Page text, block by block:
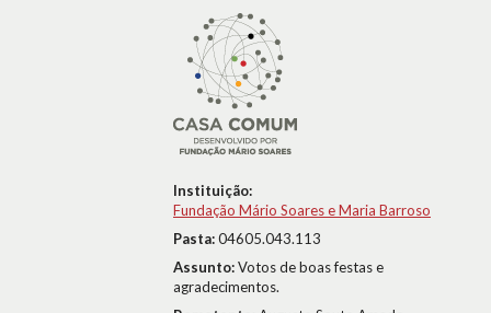
Instituição:
Fundação Mário Soares e Maria Barroso
Pasta:04605.043.113
Assunto:Votos de boas festas e
agradecimentos.